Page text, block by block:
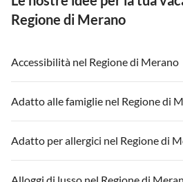
Regione di Merano
Accessibilità nel Regione di Merano
Adatto alle famiglie nel Regione di
Adatto per allergici nel Regione di